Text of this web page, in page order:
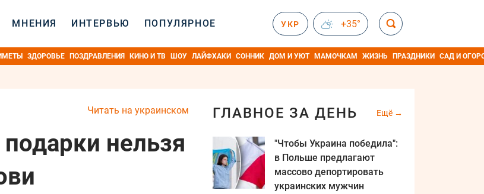
МНЕНИЯ ИНТЕРВЬЮ ПОПУЛЯРНОЕ УКР +35°
ЗДОРОВЬЕ ПОЗДРАВЛЕНИЯ КИНО И ТВ ШОУ ЛАЙФХАКИ СОННИК ДОМ И УЮТ МАМОЧКАМ ЖИЗНЬ ПРАЗДНИКИ САД И
Читать на украинском
нельзя
ГЛАВНОЕ ЗА ДЕНЬ Ещё
"Чтобы Украина победила":
в Польше предлагают
массово депортировать
украинских мужчин